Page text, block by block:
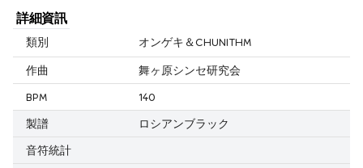
詳細資訊
類別 オンゲキ＆CHUNITHM
作曲
舞ヶ原シンセ研究会
BPM
140
製譜
ロシアンブラック
音符統計